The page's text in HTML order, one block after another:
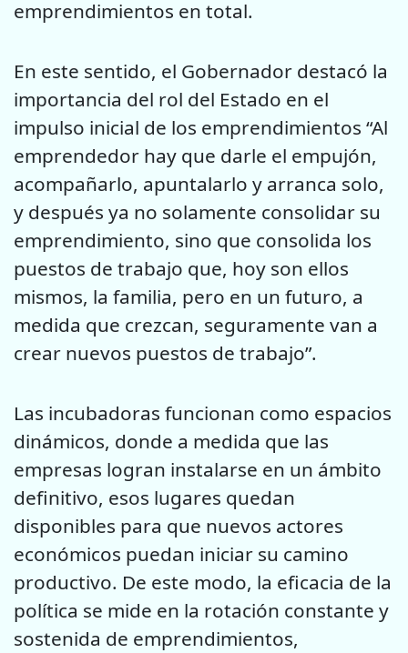
emprendimientos en total.
En este sentido, el Gobernador destacó la
importancia del rol del Estado en el
impulso inicial de los emprendimientos “Al
emprendedor hay que darle el empujón,
acompañarlo, apuntalarlo y arranca solo,
y después ya no solamente consolidar su
emprendimiento, sino que consolida los
puestos de trabajo que, hoy son ellos
mismos, la familia, pero en un futuro, a
medida que crezcan, seguramente van a
crear nuevos puestos de trabajo”.
Las incubadoras funcionan como espacios
dinámicos, donde a medida que las
empresas logran instalarse en un ámbito
definitivo, esos lugares quedan
disponibles para que nuevos actores
económicos puedan iniciar su camino
productivo. De este modo, la eficacia de la
política se mide en la rotación constante y
sostenida de emprendimientos,